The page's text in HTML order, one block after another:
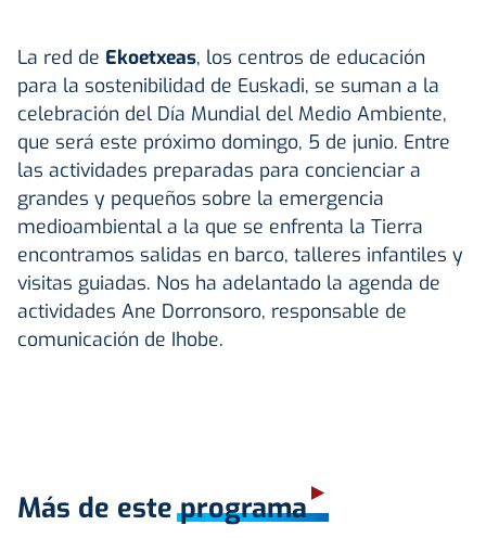
La red de Ekoetxeas, los centros de educación
para la sostenibilidad de Euskadi, se suman a la
celebración del Día Mundial del Medio Ambiente,
que será este próximo domingo, 5 de junio. Entre
las actividades preparadas para concienciar a
grandes y pequeños sobre la emergencia
medioambiental a la que se enfrenta la Tierra
encontramos salidas en barco, talleres infantiles y
visitas guiadas. Nos ha adelantado la agenda de
actividades Ane Dorronsoro, responsable de
comunicación de Ihobe.
Más de este programa